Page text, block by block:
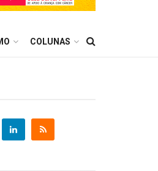
COLUNAS